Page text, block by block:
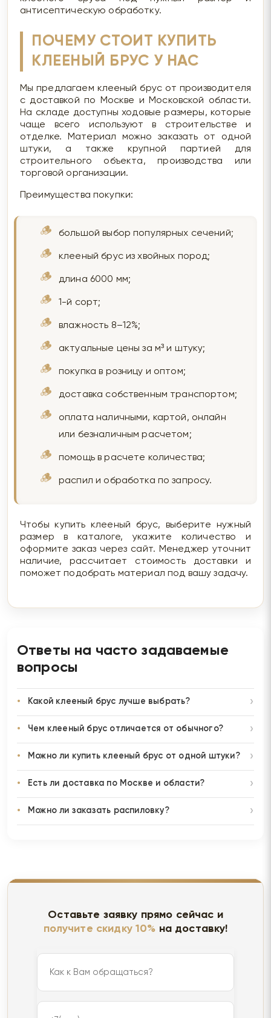
антисептическую обработку.
ПОЧЕМУ СТОИТ КУПИТЬ
КЛЕЕНЫЙ БРУС У НАС
Мы предлагаем клееный брус от производителя
с доставкой по Москве и Московской области.
На складе доступны ходовые размеры, которые
чаще всего используют в строительстве и
отделке. Материал можно заказать от одной
штуки, а также крупной партией для
строительного объекта, производства или
торговой организации.
Преимущества покупки:
большой выбор популярных сечений;
клееный брус из хвойных пород;
длина 6000 мм;
1-й сорт;
влажность 8–12%;
актуальные цены за м³ и штуку;
покупка в розницу и оптом;
доставка собственным транспортом;
оплата наличными, картой, онлайн
или безналичным расчетом;
помощь в расчете количества;
распил и обработка по запросу.
Чтобы купить клееный брус, выберите нужный
размер в каталоге, укажите количество и
оформите заказ через сайт. Менеджер уточнит
наличие, рассчитает стоимость доставки и
поможет подобрать материал под вашу задачу.
Ответы на часто задаваемые
вопросы
Какой клееный брус лучше выбрать?
Чем клееный брус отличается от обычного?
Можно ли купить клееный брус от одной штуки?
Есть ли доставка по Москве и области?
Можно ли заказать распиловку?
Оставьте заявку прямо сейчас и
получите скидку 10% на доставку!